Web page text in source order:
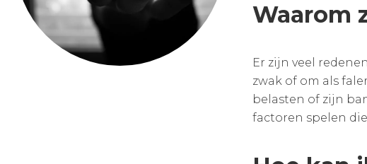
Waarom
Er zijn veel
zwak of om als
belasten of zijn
factoren spelen